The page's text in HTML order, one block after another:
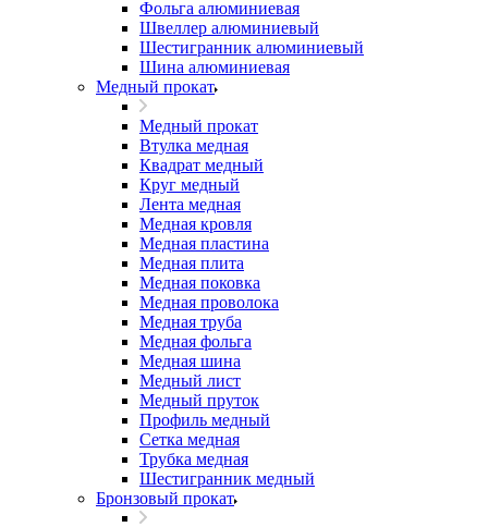
Фольга алюминиевая
Швеллер алюминиевый
Шестигранник алюминиевый
Шина алюминиевая
Медный прокат
Медный прокат
Втулка медная
Квадрат медный
Круг медный
Лента медная
Медная кровля
Медная пластина
Медная плита
Медная поковка
Медная проволока
Медная труба
Медная фольга
Медная шина
Медный лист
Медный пруток
Профиль медный
Сетка медная
Трубка медная
Шестигранник медный
Бронзовый прокат